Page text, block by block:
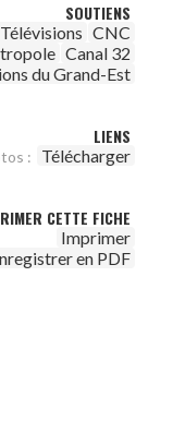
SOUTIENS
CNC
Canal 32
du Grand-Est
LIENS
: Télécharger
CETTE FICHE
Imprimer
en PDF